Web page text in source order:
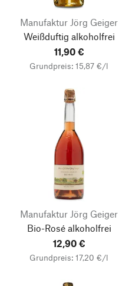
Manufaktur Jörg Geiger
Weißduftig alkoholfrei
11,90 €
Grundpreis: 15,87 €/l
Manufaktur Jörg Geiger
Bio-Rosé alkoholfrei
12,90 €
Grundpreis: 17,20 €/l